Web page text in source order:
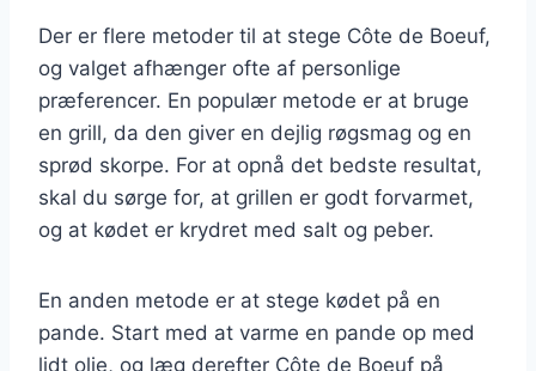
Der er flere metoder til at stege Côte de Boeuf,
og valget afhænger ofte af personlige
præferencer. En populær metode er at bruge
en grill, da den giver en dejlig røgsmag og en
sprød skorpe. For at opnå det bedste resultat,
skal du sørge for, at grillen er godt forvarmet,
og at kødet er krydret med salt og peber.
En anden metode er at stege kødet på en
pande. Start med at varme en pande op med
lidt olie, og læg derefter Côte de Boeuf på